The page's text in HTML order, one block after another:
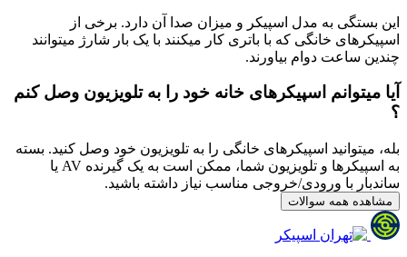
این بستگی به مدل اسپیکر و میزان صدا آن دارد. برخی از
اسپیکرهای خانگی که با باتری کار میکنند با یک بار شارژ میتوانند
چندین ساعت دوام بیاورند.
آیا میتوانم اسپیکرهای خانه خود را به تلویزیون وصل کنم
؟
بله، میتوانید اسپیکرهای خانگی را به تلویزیون خود وصل کنید. بسته
به اسپیکرها و تلویزیون شما، ممکن است به یک گیرنده AV یا
ساندبار با ورودی/خروجی مناسب نیاز داشته باشید.
مشاهده همه سوالات